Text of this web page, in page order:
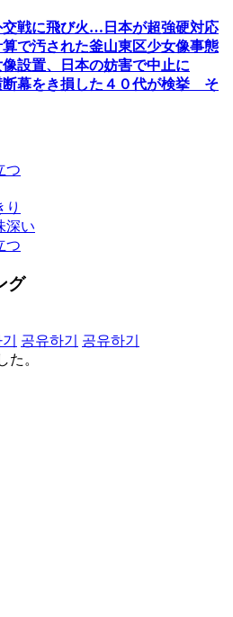
戦に飛び火…日本が超強硬対応
算で汚された釜山東区少女像事態
設置、日本の妨害で中止に
断幕をき損した４０代が検挙 そ
つ
り
深い
つ
グ
공유하기
공유하기
た。